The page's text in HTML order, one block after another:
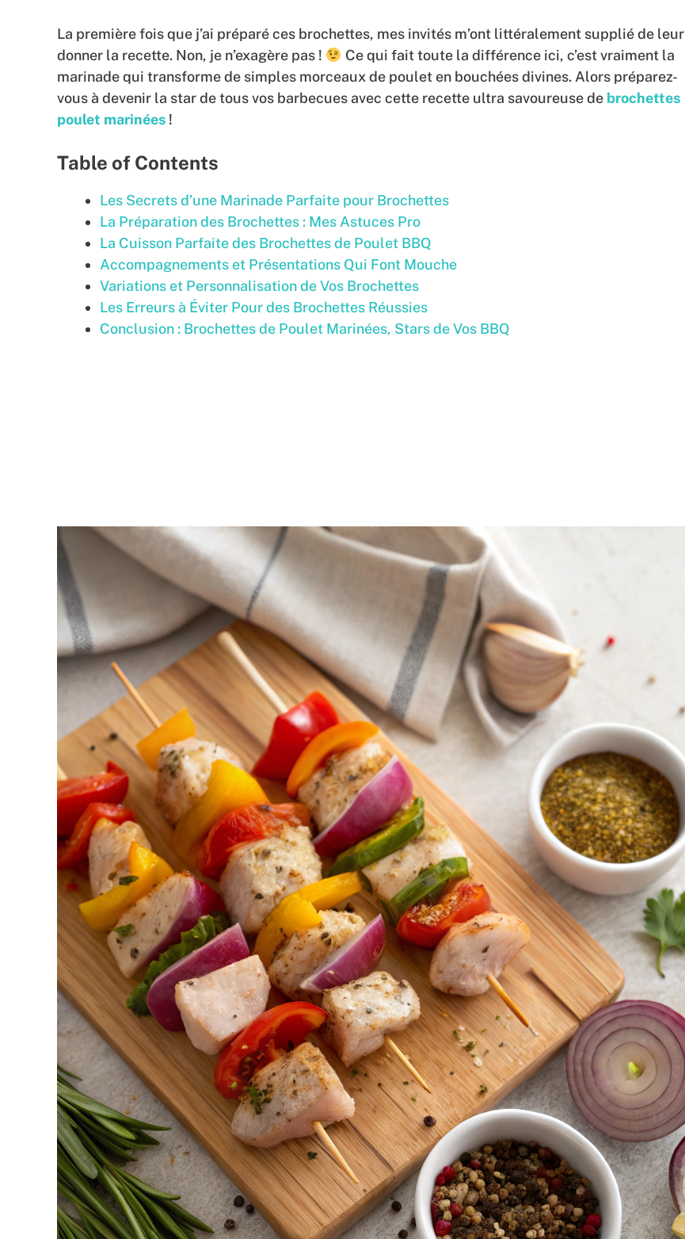
La première fois que j’ai préparé ces brochettes, mes invités m’ont littéralement supplié de leur
donner la recette. Non, je n’exagère pas !
Ce qui fait toute la différence ici, c’est vraiment la
marinade qui transforme de simples morceaux de poulet en bouchées divines. Alors préparez-
vous à devenir la star de tous vos barbecues avec cette recette ultra savoureuse de brochettes
poulet marinées !
Table of Contents
Les Secrets d’une Marinade Parfaite pour Brochettes
La Préparation des Brochettes : Mes Astuces Pro
La Cuisson Parfaite des Brochettes de Poulet BBQ
Accompagnements et Présentations Qui Font Mouche
Variations et Personnalisation de Vos Brochettes
Les Erreurs à Éviter Pour des Brochettes Réussies
Conclusion : Brochettes de Poulet Marinées, Stars de Vos BBQ